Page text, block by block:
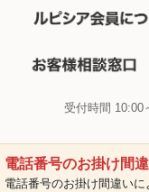
受付時間 10:00
電話番号のお掛け間
電話番号のお掛け間違い